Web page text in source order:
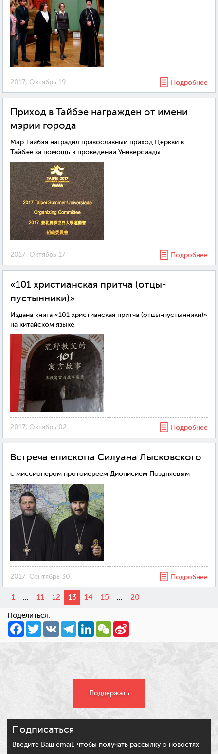
2017, Октябрь 19 Подробнее
Приход в Тайбэе награжден от имени
мэрии города
Мэр Тайбэя наградил православный приход Церкви в
Тайбэе за помощь в проведении Универсиады
2017, Октябрь 17 Подробнее
«101 христианская притча (отцы-
пустынники)»
Издана книга «101 христианская притча (отцы-пустынники)»
на китайском языке
2017, Октябрь 02 Подробнее
Встреча епископа Силуана Лысковского
с миссионером протоиереем Дионисием Поздняевым
2017, Сентябрь 30 Подробнее
1 ... 11 12 13 14 15 ... 20
Поделиться:
Facebook
TwitterVK TelegramLinkedInWeChat
Поддержать
Подписаться
Введите Ваш email, чтобы получать рассылку о новостях